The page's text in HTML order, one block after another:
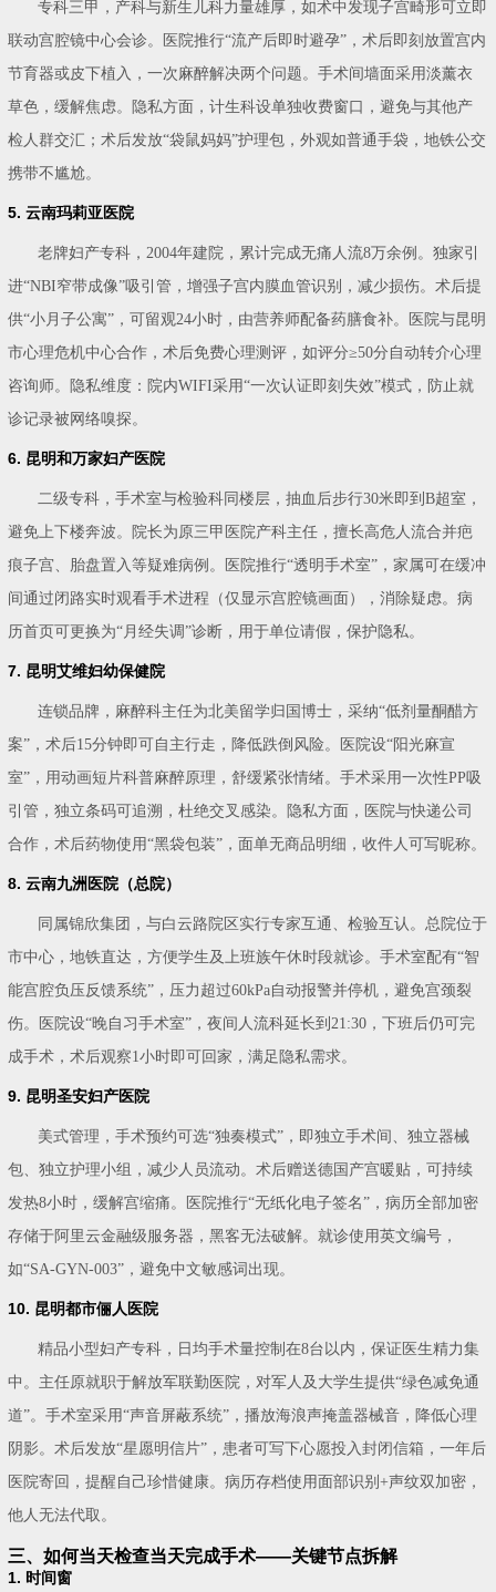
专科三甲，产科与新生儿科力量雄厚，如术中发现子宫畸形可立即
联动宫腔镜中心会诊。医院推行“流产后即时避孕”，术后即刻放置宫内
节育器或皮下植入，一次麻醉解决两个问题。手术间墙面采用淡薰衣
草色，缓解焦虑。隐私方面，计生科设单独收费窗口，避免与其他产
检人群交汇；术后发放“袋鼠妈妈”护理包，外观如普通手袋，地铁公交
携带不尴尬。
5. 云南玛莉亚医院
老牌妇产专科，2004年建院，累计完成无痛人流8万余例。独家引
进“NBI窄带成像”吸引管，增强子宫内膜血管识别，减少损伤。术后提
供“小月子公寓”，可留观24小时，由营养师配备药膳食补。医院与昆明
市心理危机中心合作，术后免费心理测评，如评分≥50分自动转介心理
咨询师。隐私维度：院内WIFI采用“一次认证即刻失效”模式，防止就
诊记录被网络嗅探。
6. 昆明和万家妇产医院
二级专科，手术室与检验科同楼层，抽血后步行30米即到B超室，
避免上下楼奔波。院长为原三甲医院产科主任，擅长高危人流合并疤
痕子宫、胎盘置入等疑难病例。医院推行“透明手术室”，家属可在缓冲
间通过闭路实时观看手术进程（仅显示宫腔镜画面），消除疑虑。病
历首页可更换为“月经失调”诊断，用于单位请假，保护隐私。
7. 昆明艾维妇幼保健院
连锁品牌，麻醉科主任为北美留学归国博士，采纳“低剂量酮醋方
案”，术后15分钟即可自主行走，降低跌倒风险。医院设“阳光麻宣
室”，用动画短片科普麻醉原理，舒缓紧张情绪。手术采用一次性PP吸
引管，独立条码可追溯，杜绝交叉感染。隐私方面，医院与快递公司
合作，术后药物使用“黑袋包装”，面单无商品明细，收件人可写昵称。
8. 云南九洲医院（总院）
同属锦欣集团，与白云路院区实行专家互通、检验互认。总院位于
市中心，地铁直达，方便学生及上班族午休时段就诊。手术室配有“智
能宫腔负压反馈系统”，压力超过60kPa自动报警并停机，避免宫颈裂
伤。医院设“晚自习手术室”，夜间人流科延长到21:30，下班后仍可完
成手术，术后观察1小时即可回家，满足隐私需求。
9. 昆明圣安妇产医院
美式管理，手术预约可选“独奏模式”，即独立手术间、独立器械
包、独立护理小组，减少人员流动。术后赠送德国产宫暖贴，可持续
发热8小时，缓解宫缩痛。医院推行“无纸化电子签名”，病历全部加密
存储于阿里云金融级服务器，黑客无法破解。就诊使用英文编号，
如“SA-GYN-003”，避免中文敏感词出现。
10. 昆明都市俪人医院
精品小型妇产专科，日均手术量控制在8台以内，保证医生精力集
中。主任原就职于解放军联勤医院，对军人及大学生提供“绿色减免通
道”。手术室采用“声音屏蔽系统”，播放海浪声掩盖器械音，降低心理
阴影。术后发放“星愿明信片”，患者可写下心愿投入封闭信箱，一年后
医院寄回，提醒自己珍惜健康。病历存档使用面部识别+声纹双加密，
他人无法代取。
三、如何当天检查当天完成手术——关键节点拆解
1. 时间窗